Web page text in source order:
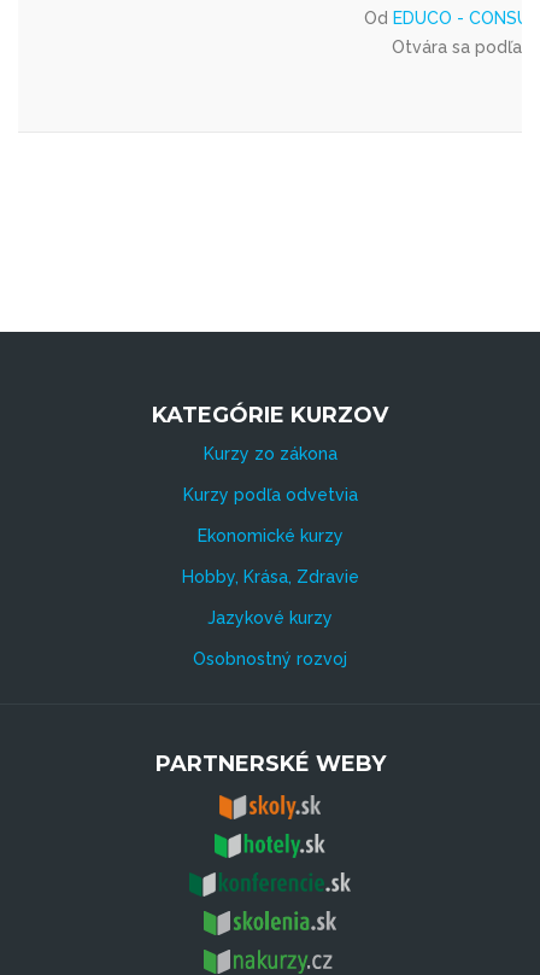
Od EDUCO -
Otvára sa podľa
KATEGÓRIE KURZOV
Kurzy zo zákona
Kurzy podľa odvetvia
Ekonomické kurzy
Hobby, Krása, Zdravie
Jazykové kurzy
Osobnostný rozvoj
PARTNERSKÉ WEBY